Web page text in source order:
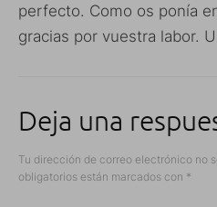
perfecto. Como os ponía
gracias por vuestra labor.
Deja una
Tu dirección de correo electrónico no
obligatorios están marcados con *